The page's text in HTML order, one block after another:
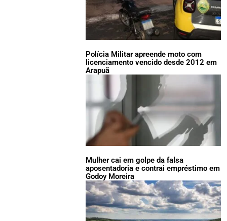
Polícia Militar apreende moto com
licenciamento vencido desde 2012 em
Arapuã
Mulher cai em golpe da falsa
aposentadoria e contrai empréstimo em
Godoy Moreira